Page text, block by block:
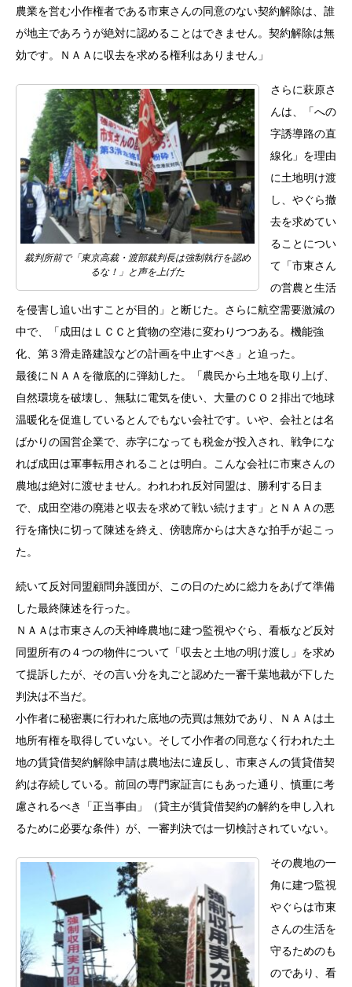
農業を営む小作権者である市東さんの同意のない契約解除は、誰
が地主であろうが絶対に認めることはできません。契約解除は無
効です。ＮＡＡに収去を求める権利はありません」
裁判所前で「東京高裁・渡部裁判長は強制執行を認め
るな！」と声を上げた
さらに萩原さ
んは、「への
字誘導路の直
線化」を理由
に土地明け渡
し、やぐら撤
去を求めてい
ることについ
て「市東さん
の営農と生活
を侵害し追い出すことが目的」と断じた。さらに航空需要激減の
中で、「成田はＬＣＣと貨物の空港に変わりつつある。機能強
化、第３滑走路建設などの計画を中止すべき」と迫った。
最後にＮＡＡを徹底的に弾劾した。「農民から土地を取り上げ、
自然環境を破壊し、無駄に電気を使い、大量のＣＯ２排出で地球
温暖化を促進しているとんでもない会社です。いや、会社とは名
ばかりの国営企業で、赤字になっても税金が投入され、戦争にな
れば成田は軍事転用されることは明白。こんな会社に市東さんの
農地は絶対に渡せません。われわれ反対同盟は、勝利する日ま
で、成田空港の廃港と収去を求めて戦い続けます」とＮＡＡの悪
行を痛快に切って陳述を終え、傍聴席からは大きな拍手が起こっ
た。
続いて反対同盟顧問弁護団が、この日のために総力をあげて準備
した最終陳述を行った。
ＮＡＡは市東さんの天神峰農地に建つ監視やぐら、看板など反対
同盟所有の４つの物件について「収去と土地の明け渡し」を求め
て提訴したが、その言い分を丸ごと認めた一審千葉地裁が下した
判決は不当だ。
小作者に秘密裏に行われた底地の売買は無効であり、ＮＡＡは土
地所有権を取得していない。そして小作者の同意なく行われた土
地の賃貸借契約解除申請は農地法に違反し、市東さんの賃貸借契
約は存続している。前回の専門家証言にもあった通り、慎重に考
慮されるべき「正当事由」（貸主が賃貸借契約の解約を申し入れ
るために必要な条件）が、一審判決では一切検討されていない。
その農地の一
角に建つ監視
やぐらは市東
さんの生活を
守るためのも
のであり、看